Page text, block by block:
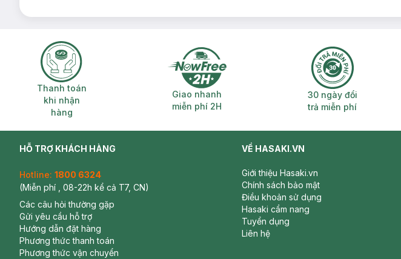
Thanh toán khi nhận hàng
Thanh toán
khi nhận
hàng
Giao nhanh miễn phí 2H
Giao nhanh
miễn phí 2H
30 ngày đổi
30 ngày đổi
trả miễn phí
HỖ TRỢ KHÁCH HÀNG
Hotline: 1800 6324
(Miễn phí , 08-22h kể cả T7, CN)
Các câu hỏi thường gặp
Gửi yêu cầu hỗ trợ
Hướng dẫn đặt hàng
Phương thức thanh toán
Phương thức vận chuyển
VỀ HASAKI.VN
Giới thiệu Hasaki.vn
Chính sách bảo mật
Điều khoản sử dụng
Hasaki cẩm nang
Tuyển dụng
Liên hệ